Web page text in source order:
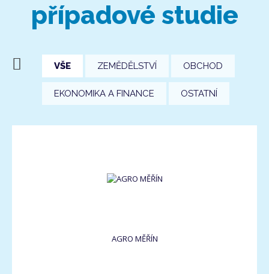
případové studie
VŠE ZEMĚDĚLSTVÍ OBCHOD
EKONOMIKA A FINANCE OSTATNÍ
AGRO MĚŘÍN